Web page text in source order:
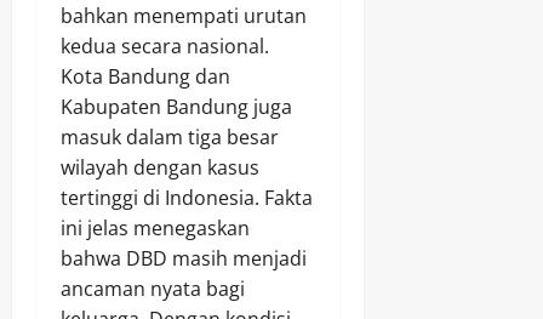
bahkan menempati urutan
kedua secara nasional.
Kota Bandung dan
Kabupaten Bandung juga
masuk dalam tiga besar
wilayah dengan kasus
tertinggi di Indonesia. Fakta
ini jelas menegaskan
bahwa DBD masih menjadi
ancaman nyata bagi